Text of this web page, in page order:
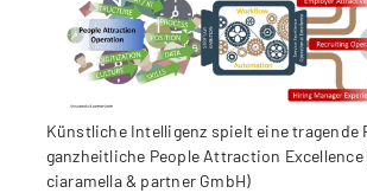
Künstliche Intelligenz spielt eine tragende
ganzheitliche People Attraction Excellence
ciaramella & partner GmbH)